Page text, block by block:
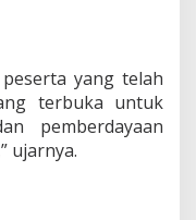
yang telah
terbuka untuk
pemberdayaan
ujarnya.